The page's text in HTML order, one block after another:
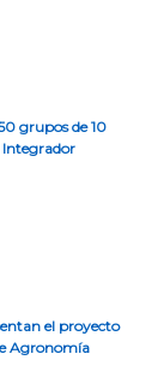
grupos de 10
Integrador
el proyecto
Agronomía